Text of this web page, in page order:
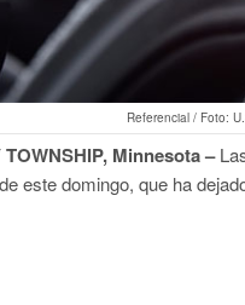
Referencial / Foto:
Minnesota –
este domingo, que ha